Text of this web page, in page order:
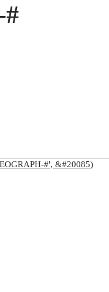
#', &#20085)